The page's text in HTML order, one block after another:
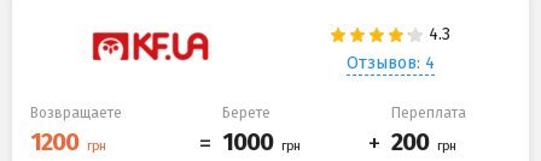
Отзывов: 4
Возвращаете Берете Переплата